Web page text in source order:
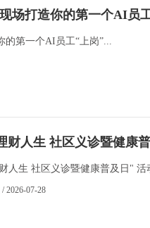
场打造你的第一个AI员
的第一个AI员工“上岗”...
财人生 社区义诊暨健康
人生 社区义诊暨健康普及日" 活
/ 2026-07-28